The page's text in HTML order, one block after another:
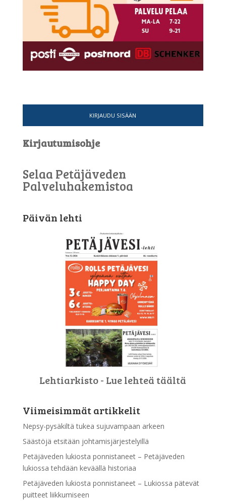
KIRJAUDU SISÄÄN
Kirjautumisohje
Selaa Petäjäveden
Palveluhakemistoa
Päivän lehti
Lehtiarkisto - Lue lehteä täältä
Viimeisimmät artikkelit
Nepsy-pysäkiltä tukea sujuvampaan arkeen
Säästöjä etsitään johtamisjärjestelyillä
Petäjäveden lukiosta ponnistaneet – Petäjäveden
lukiossa tehdään keväällä historiaa
Petäjäveden lukiosta ponnistaneet – Lukiossa pätevät
puitteet liikkumiseen